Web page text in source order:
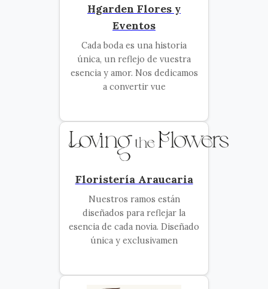
Hgarden Flores y
Eventos
Cada boda es una historia
única, un reflejo de vuestra
esencia y amor. Nos dedicamos
a convertir vue
Floristería Araucaria
Nuestros ramos están
diseñados para reflejar la
esencia de cada novia. Diseñado
única y exclusivamen